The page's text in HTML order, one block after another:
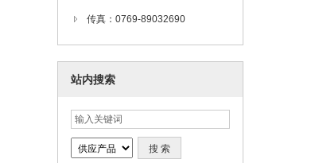
传真：0769-89032690
站内搜索